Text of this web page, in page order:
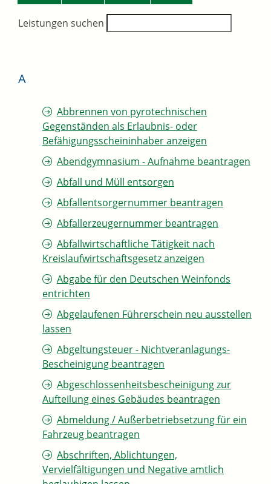
Leistungen suchen
A
Abbrennen von pyrotechnischen
Gegenständen als Erlaubnis- oder
Befähigungsscheininhaber anzeigen
Abendgymnasium - Aufnahme beantragen
Abfall und Müll entsorgen
Abfallentsorgernummer beantragen
Abfallerzeugernummer beantragen
Abfallwirtschaftliche Tätigkeit nach
Kreislaufwirtschaftsgesetz anzeigen
Abgabe für den Deutschen Weinfonds
entrichten
Abgelaufenen Führerschein neu ausstellen
lassen
Abgeltungsteuer - Nichtveranlagungs-
Bescheinigung beantragen
Abgeschlossenheitsbescheinigung zur
Aufteilung eines Gebäudes beantragen
Abmeldung / Außerbetriebsetzung für ein
Fahrzeug beantragen
Abschriften, Ablichtungen,
Vervielfältigungen und Negative amtlich